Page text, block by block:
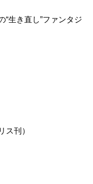
“生き直し”ファンタジ
ス刊）